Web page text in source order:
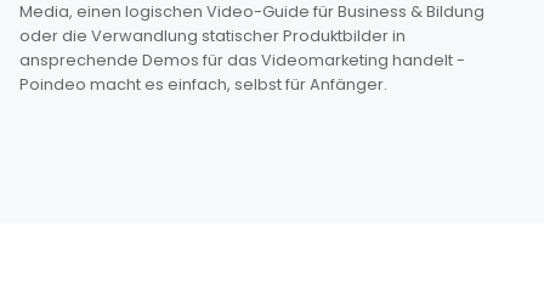
Media, einen logischen Video-Guide für Business & Bildung
oder die Verwandlung statischer Produktbilder in
ansprechende Demos für das Videomarketing handelt -
Poindeo macht es einfach, selbst für Anfänger.